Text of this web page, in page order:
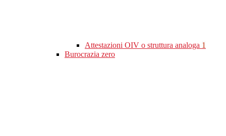
Attestazioni OIV o struttura analoga 1
Burocrazia zero